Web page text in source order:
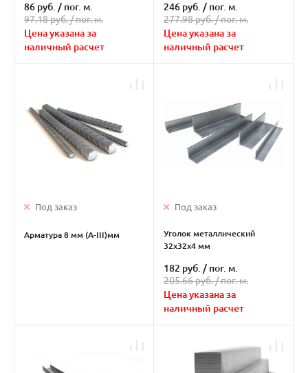
86 руб. / пог. м.
97.18 руб. /пог. м.
Цена указана за
наличный расчет
246 руб. / пог. м.
277.98 руб. /пог. м.
Цена указана за
наличный расчет
Под заказ
Арматура 8 мм (А-III)мм
Под заказ
Уголок металлический
32х32х4 мм
182 руб. / пог. м.
205.66 руб. /пог. м.
Цена указана за
наличный расчет